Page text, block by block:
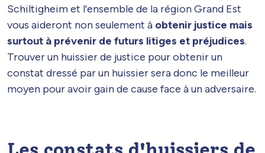
Schiltigheim et l'ensemble de la région Grand Est
vous aideront non seulement à obtenir justice mais
surtout à prévenir de futurs litiges et préjudices.
Trouver un huissier de justice pour obtenir un
constat dressé par un huissier sera donc le meilleur
moyen pour avoir gain de cause face à un adversaire.